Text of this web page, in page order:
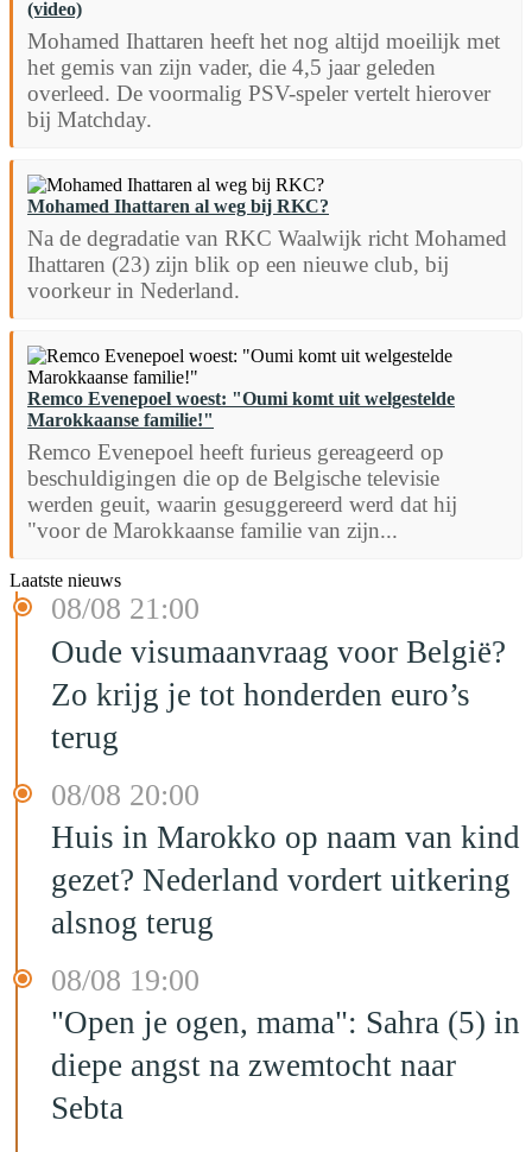
(video)
Mohamed Ihattaren heeft het nog altijd moeilijk met
het gemis van zijn vader, die 4,5 jaar geleden
overleed. De voormalig PSV-speler vertelt hierover
bij Matchday.
Mohamed Ihattaren al weg bij RKC?
Na de degradatie van RKC Waalwijk richt Mohamed
Ihattaren (23) zijn blik op een nieuwe club, bij
voorkeur in Nederland.
Remco Evenepoel woest: "Oumi komt uit welgestelde
Marokkaanse familie!"
Remco Evenepoel heeft furieus gereageerd op
beschuldigingen die op de Belgische televisie
werden geuit, waarin gesuggereerd werd dat hij
"voor de Marokkaanse familie van zijn...
Laatste nieuws
08/08 21:00
Oude visumaanvraag voor België?
Zo krijg je tot honderden euro’s
terug
08/08 20:00
Huis in Marokko op naam van kind
gezet? Nederland vordert uitkering
alsnog terug
08/08 19:00
"Open je ogen, mama": Sahra (5) in
diepe angst na zwemtocht naar
Sebta